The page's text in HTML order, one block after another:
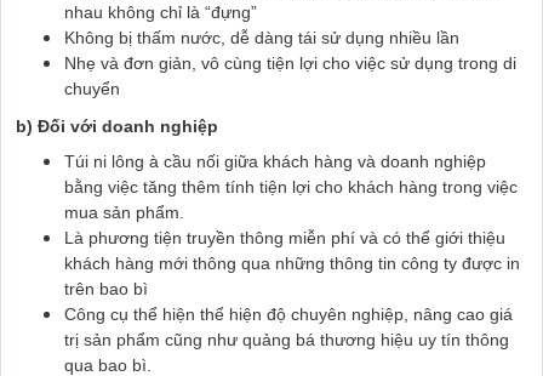
nhau không chỉ là “đựng”
Không bị thấm nước, dễ dàng tái sử dụng nhiều lần
Nhẹ và đơn giản, vô cùng tiện lợi cho việc sử dụng trong di
chuyển
b) Đối với doanh nghiệp
Túi ni lông à cầu nối giữa khách hàng và doanh nghiệp
bằng việc tăng thêm tính tiện lợi cho khách hàng trong việc
mua sản phẩm.
Là phương tiện truyền thông miễn phí và có thể giới thiệu
khách hàng mới thông qua những thông tin công ty được in
trên bao bì
Công cụ thể hiện thể hiện độ chuyên nghiệp, nâng cao giá
trị sản phẩm cũng như quảng bá thương hiệu uy tín thông
qua bao bì.